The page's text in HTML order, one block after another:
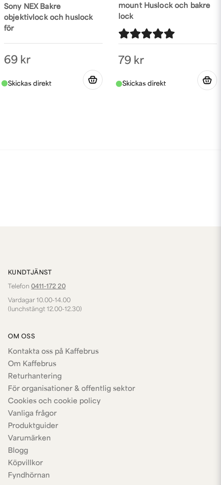
Sony NEX Bakre
objektivlock och huslock
för
69 kr
mount Huslock och bakre
lock
79 kr
KUNDTJÄNST
Telefon 0411-172 20
Vardagar 10.00-14.00
(lunchstängt 12.00-12.30)
OM OSS
Kontakta oss på Kaffebrus
Om Kaffebrus
Returhantering
För organisationer & offentlig sektor
Cookies och cookie policy
Vanliga frågor
Produktguider
Varumärken
Blogg
Köpvillkor
Fyndhörnan